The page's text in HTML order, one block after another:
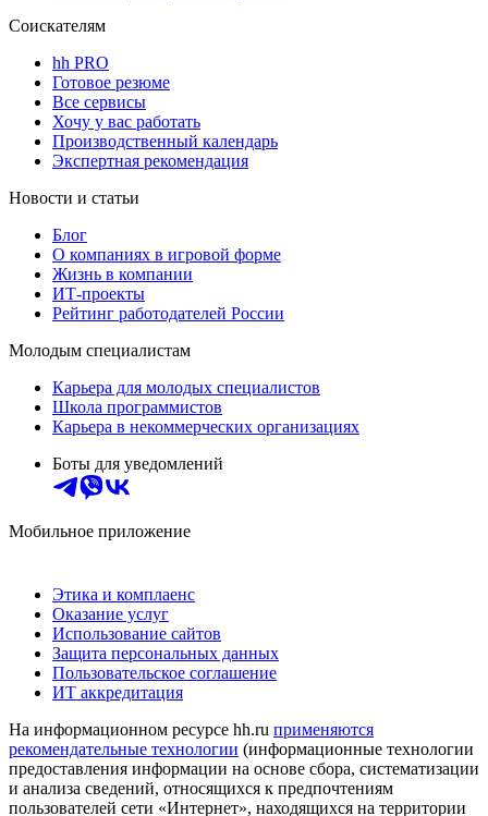
Соискателям
hh PRO
Готовое резюме
Все сервисы
Хочу у вас работать
Производственный календарь
Экспертная рекомендация
Новости и статьи
Блог
О компаниях в игровой форме
Жизнь в компании
ИТ-проекты
Рейтинг работодателей России
Молодым специалистам
Карьера для молодых специалистов
Школа программистов
Карьера в некоммерческих организациях
Боты для уведомлений
Мобильное приложение
Этика и комплаенс
Оказание услуг
Использование сайтов
Защита персональных данных
Пользовательское соглашение
ИТ аккредитация
На информационном ресурсе hh.ru применяются
рекомендательные технологии (информационные технологии
предоставления информации на основе сбора, систематизации
и анализа сведений, относящихся к предпочтениям
пользователей сети «Интернет», находящихся на территории